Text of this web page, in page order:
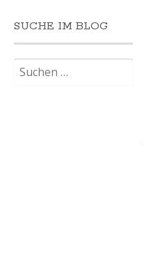
SUCHE IM BLOG
nach: